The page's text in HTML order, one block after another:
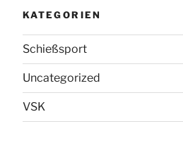
KATEGORIEN
Schießsport
Uncategorized
VSK